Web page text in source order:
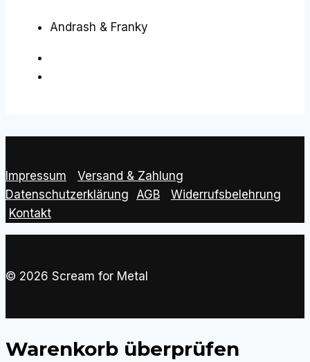
Andrash & Franky
Impressum Versand & Zahlung
Datenschutzerklärung
AGB
Widerrufsbelehrung
Kontakt
© 2026 Scream for Metal
Warenkorb überprüfen